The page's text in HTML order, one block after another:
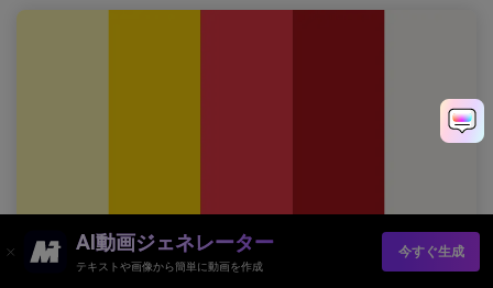
AI動画ジェネレーター
テキストや画像から簡単に動画を作成
今すぐ生成